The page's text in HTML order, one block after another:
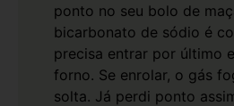
ponto no seu bolo de
bicarbonato de sódio é
precisa entrar por último
forno. Se enrolar, o gás
solta. Já perdi ponto